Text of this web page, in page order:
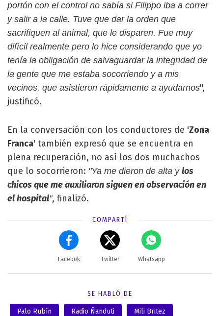
portón con el control no sabía si Filippo iba a correr
y salir a la calle. Tuve que dar la orden que
sacrifiquen al animal, que le disparen. Fue muy
difícil realmente pero lo hice considerando que yo
tenía la obligación de salvaguardar la integridad de
la gente que me estaba socorriendo y a mis
vecinos, que asistieron rápidamente a ayudarnos",
justificó.
En la conversación con los conductores de 'Zona
Franca' también expresó que se encuentra en
plena recuperación, no así los dos muchachos
que lo socorrieron: "Ya me dieron de alta y los
chicos que me auxiliaron siguen en observación en
el hospital", finalizó.
COMPARTÍ
Facebok Twitter Whatsapp
SE HABLÓ DE
Palo Rubín Radio Ñanduti Mili Britez